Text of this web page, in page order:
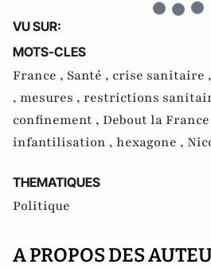
VU SUR:
MOTS-CLES
France , Santé , crise sanitaire ,
, mesures , restrictions
confinement , Debout la
infantilisation , hexagone ,
THEMATIQUES
Politique
A PROPOS DES